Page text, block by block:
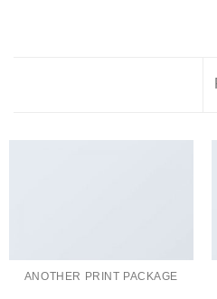
ANOTHER PRINT PACKAGE